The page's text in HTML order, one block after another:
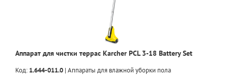
Аппарат для чистки террас Karcher PCL 3-18 Battery Set
Код: 1.644-011.0 | Аппараты для влажной уборки пола